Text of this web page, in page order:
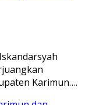
Karimun….